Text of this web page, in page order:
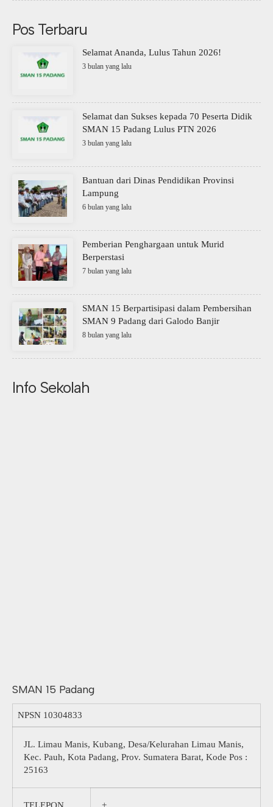
Pos Terbaru
Selamat Ananda, Lulus Tahun 2026!
3 bulan yang lalu
Selamat dan Sukses kepada 70 Peserta Didik
SMAN 15 Padang Lulus PTN 2026
3 bulan yang lalu
Bantuan dari Dinas Pendidikan Provinsi
Lampung
6 bulan yang lalu
Pemberian Penghargaan untuk Murid
Berperstasi
7 bulan yang lalu
SMAN 15 Berpartisipasi dalam Pembersihan
SMAN 9 Padang dari Galodo Banjir
8 bulan yang lalu
Info Sekolah
SMAN 15 Padang
NPSN 10304833
JL. Limau Manis, Kubang, Desa/Kelurahan Limau Manis,
Kec. Pauh, Kota Padang, Prov. Sumatera Barat, Kode Pos :
25163